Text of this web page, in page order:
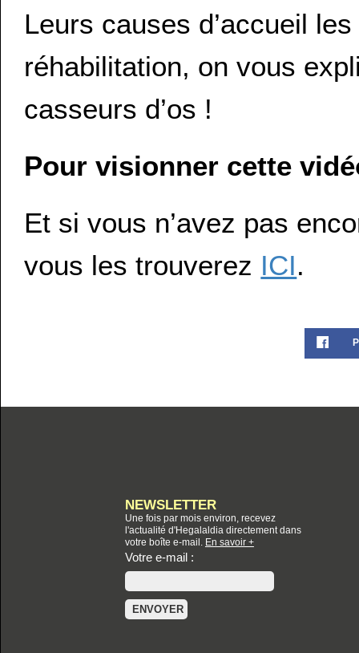
Leurs causes d’accueil
réhabilitation, on vous
casseurs d’os !
Pour visionner cette
Et si vous n’avez pas
vous les trouverez ICI.
NEWSLETTER
Une fois par mois environ, recevez
l'actualité d'Hegalaldia directement dans
votre boîte e-mail.
En savoir +
Votre e-mail :